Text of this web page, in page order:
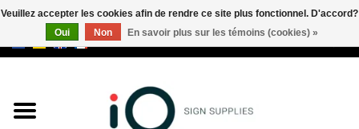
Marques
Veuillez accepter les cookies afin de rendre ce site plus fonctionnel. D'accord?
Oui
Non En savoir plus sur les témoins (cookies) »